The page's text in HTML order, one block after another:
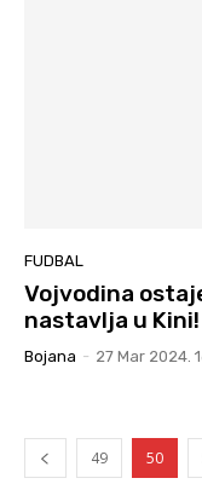
FUDBAL
Vojvodina
nastavlja u Kini!
Bojana - 27 Mar 2024.
49 50